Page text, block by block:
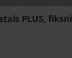
PLUS, fiksni